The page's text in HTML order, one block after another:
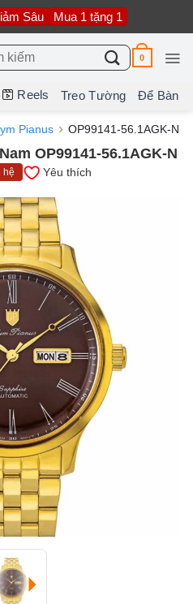
Sâu Mua 1 tặng 1
0
Reels Treo Tường Để Bàn
Pianus OP99141-56.1AGK-N
OP99141-56.1AGK-N
hệ Yêu thích